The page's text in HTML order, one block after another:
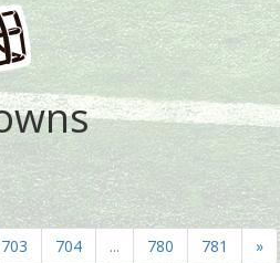
703 704 ... 780 781 »